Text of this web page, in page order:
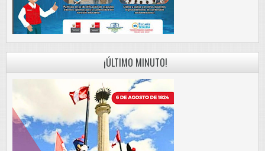
¡ÚLTIMO MINUTO!